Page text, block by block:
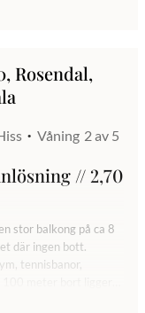
Rosendal,
Våning 2 av 5
// 2,70
stor balkong på ca 8
där ingen bott.
tennisbanor,